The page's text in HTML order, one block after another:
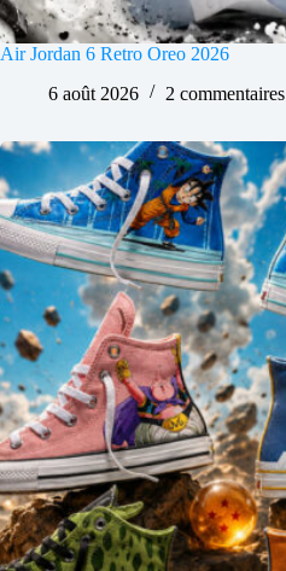
Air Jordan 6 Retro Oreo 2026
6 août 2026
2 commentaires